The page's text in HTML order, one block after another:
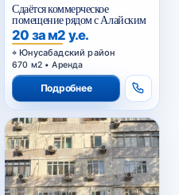
Сдаётся коммерческое
помещение рядом с Алайским
20 за м2 у.е.
Юнусабадский район
670 м2 • Аренда
Подробнее